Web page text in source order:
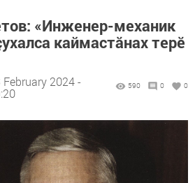
«Инженер-механик
каймастăнах терӗ
February 2024 -
590 0 0